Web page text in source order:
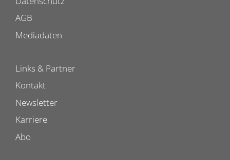
AGB
Mediadaten
Links & Partner
Kontakt
Newsletter
Karriere
Abo